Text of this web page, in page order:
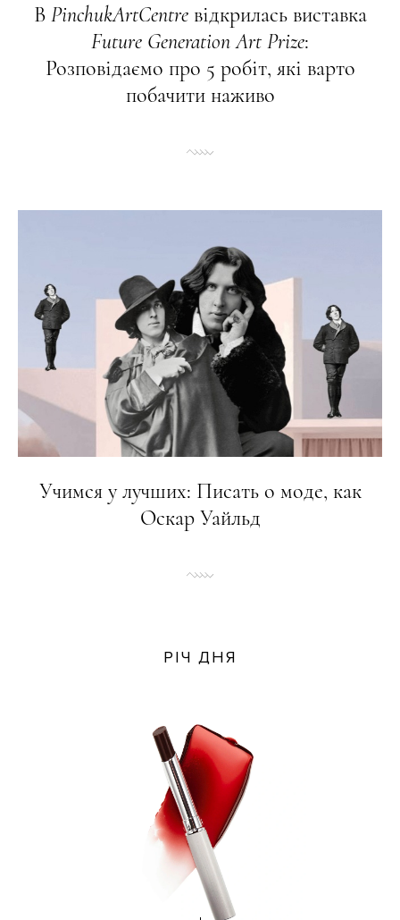
В PinchukArtCentreвідкрилась виставка
Future Generation Art Prize:
Розповідаємо про 5 робіт, які варто
побачити наживо
Учимся у лучших: Писать о моде, как
Оскар Уайльд
РІЧ ДНЯ